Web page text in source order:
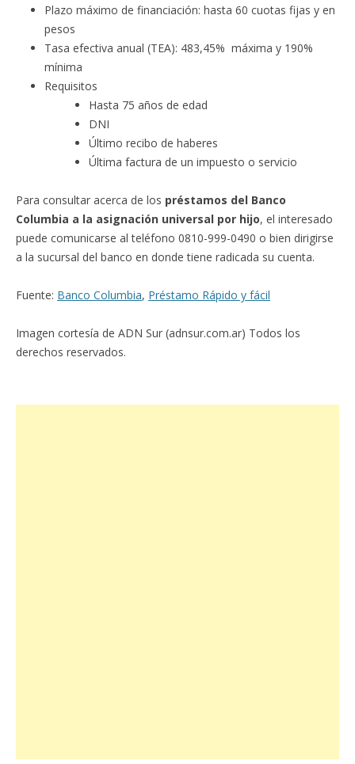
Plazo máximo de financiación: hasta 60 cuotas fijas y en
pesos
Tasa efectiva anual (TEA): 483,45% máxima y 190%
mínima
Requisitos
Hasta 75 años de edad
DNI
Último recibo de haberes
Última factura de un impuesto o servicio
Para consultar acerca de los préstamos del Banco
Columbia a la asignación universal por hijo, el interesado
puede comunicarse al teléfono 0810-999-0490 o bien dirigirse
a la sucursal del banco en donde tiene radicada su cuenta.
Fuente: Banco Columbia, Préstamo Rápido y fácil
Imagen cortesía de ADN Sur (adnsur.com.ar) Todos los
derechos reservados.